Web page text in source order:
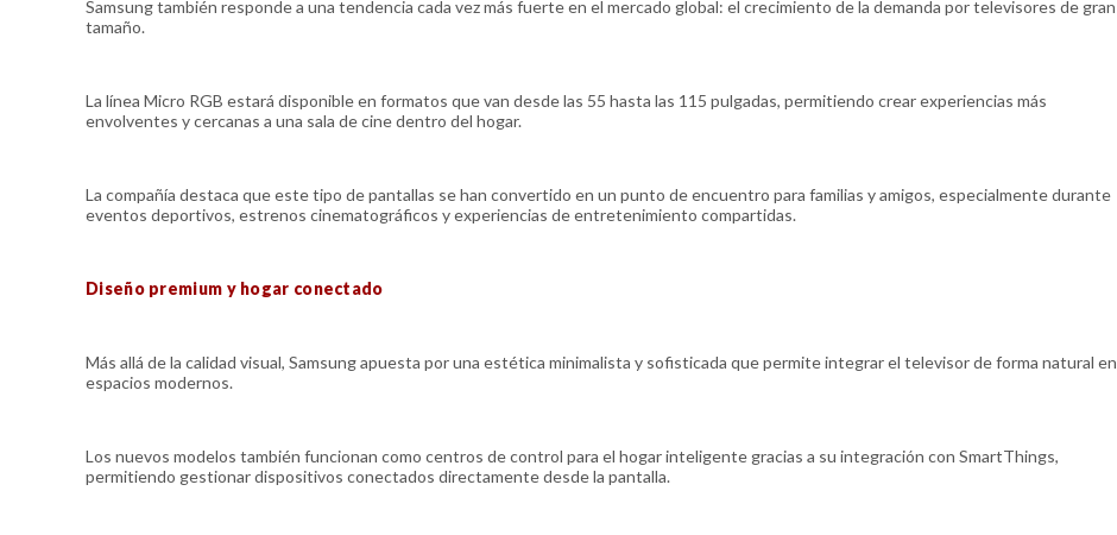
Samsung también responde a una tendencia cada vez más fuerte en el mercado global: el crecimiento de la demanda por televisores de gran
tamaño.
La línea Micro RGB estará disponible en formatos que van desde las 55 hasta las 115 pulgadas, permitiendo crear experiencias más
envolventes y cercanas a una sala de cine dentro del hogar.
La compañía destaca que este tipo de pantallas se han convertido en un punto de encuentro para familias y amigos, especialmente durante
eventos deportivos, estrenos cinematográficos y experiencias de entretenimiento compartidas.
Diseño premium y hogar conectado
Más allá de la calidad visual, Samsung apuesta por una estética minimalista y sofisticada que permite integrar el televisor de forma natural en
espacios modernos.
Los nuevos modelos también funcionan como centros de control para el hogar inteligente gracias a su integración con SmartThings,
permitiendo gestionar dispositivos conectados directamente desde la pantalla.